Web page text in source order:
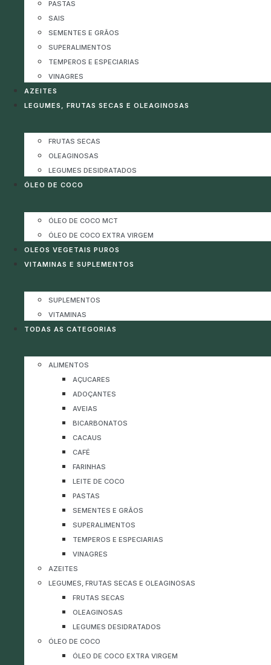
PASTAS
SAIS
SEMENTES E GRÃOS
SUPERALIMENTOS
TEMPEROS E ESPECIARIAS
VINAGRES
AZEITES
LEGUMES, FRUTAS SECAS E OLEAGINOSAS
FRUTAS SECAS
OLEAGINOSAS
LEGUMES DESIDRATADOS
ÓLEO DE COCO
ÓLEO DE COCO MCT
ÓLEO DE COCO EXTRA VIRGEM
OLEOS VEGETAIS PUROS
VITAMINAS E SUPLEMENTOS
SUPLEMENTOS
VITAMINAS
TODAS AS CATEGORIAS
ALIMENTOS
AÇUCARES
ADOÇANTES
AVEIAS
BICARBONATOS
CACAUS
CAFÉ
FARINHAS
LEITE DE COCO
PASTAS
SEMENTES E GRÃOS
SUPERALIMENTOS
TEMPEROS E ESPECIARIAS
VINAGRES
AZEITES
LEGUMES, FRUTAS SECAS E OLEAGINOSAS
FRUTAS SECAS
OLEAGINOSAS
LEGUMES DESIDRATADOS
ÓLEO DE COCO
ÓLEO DE COCO EXTRA VIRGEM